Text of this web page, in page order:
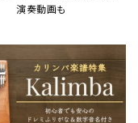
JAZZの楽譜特集
すべて見る